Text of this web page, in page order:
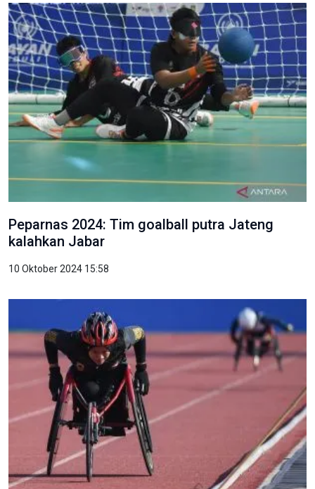
Peparnas 2024: Tim goalball putra Jateng
kalahkan Jabar
10 Oktober 2024 15:58